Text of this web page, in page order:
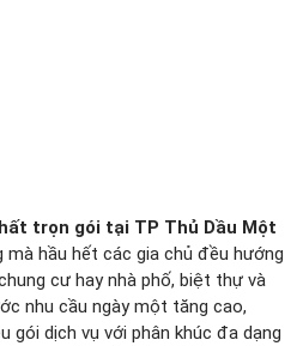
trọn gói tại TP Thủ Dầu Một
hầu hết các gia chủ đều hướng
cư hay nhà phố, biệt thự và
nhu cầu ngày một tăng cao,
gói dịch vụ với phân khúc đa dạng